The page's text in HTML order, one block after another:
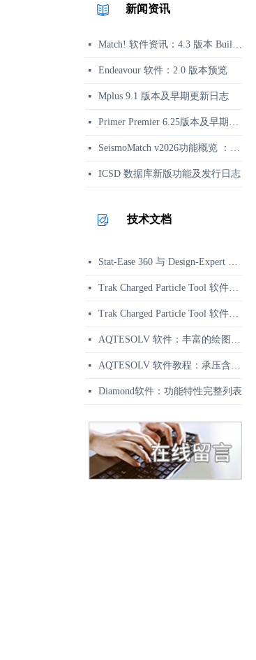
新闻资讯
넷 Match! 软件资讯：4.3 版本 Build 360 发布说明
넷 Endeavour 软件：2.0 版本预览
넷 Mplus 9.1 版本及早期更新日志
넷 Primer Premier 6.25版本及早期更新日志
넷 SeismoMatch v2026功能概览 ：地震动谱匹配与结构动力分析
넷 ICSD 数据库新版功能及发行日志
技术文档
넷 Stat-Ease 360 与 Design-Expert 功能区别对比 | 正版选型参考
넷 Trak Charged Particle Tool 软件资讯：二维带电粒子束软件
넷 Trak Charged Particle Tool 软件应用示例：相对论速调管强流束枪仿真
넷 AQTESOLV 软件：丰富的绘图、报告与输出功能
넷 AQTESOLV 软件教程：承压含水层变速率抽水试验分析
넷 Diamond软件：功能特性完整列表